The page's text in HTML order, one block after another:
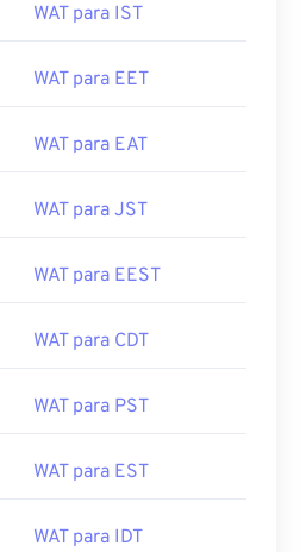
WAT para IST
WAT para EET
WAT para EAT
WAT para JST
WAT para EEST
WAT para CDT
WAT para PST
WAT para EST
WAT para IDT